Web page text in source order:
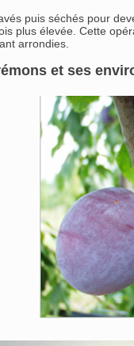
puis séchés pour
plus élevée. Cette
arrondies.
et ses